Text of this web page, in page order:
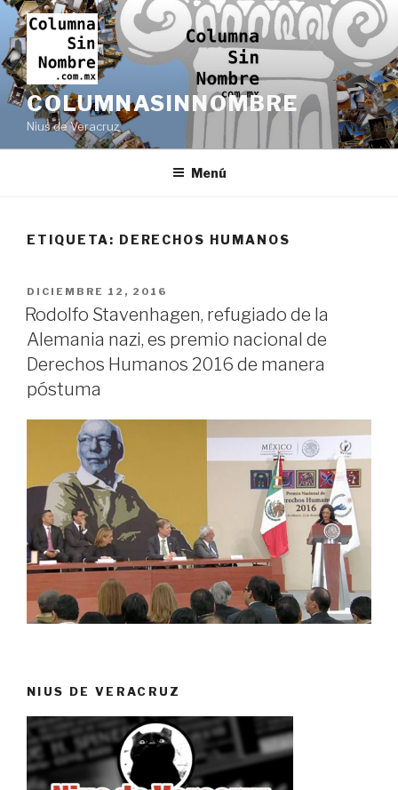
Ir
contenido
COLUMNASINNOMBRE
Nius de Veracruz
Menú
ETIQUETA: DERECHOS HUMANOS
PUBLICADO
EN
DICIEMBRE 12, 2016
Rodolfo Stavenhagen, refugiado de la
Alemania nazi, es premio nacional de
Derechos Humanos 2016 de manera
póstuma
NIUS DE VERACRUZ